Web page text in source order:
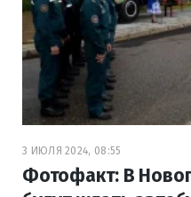
3 ИЮЛЯ 2024, 08:55
Фотофакт: В